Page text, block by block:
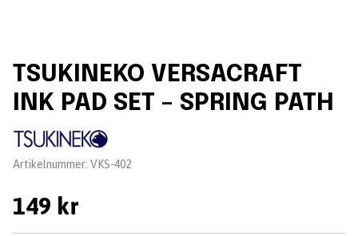
TSUKINEKO VERSACRAFT
INK PAD SET – SPRING PATH
Leverantör:
Artikelnummer: VKS-402
149 kr